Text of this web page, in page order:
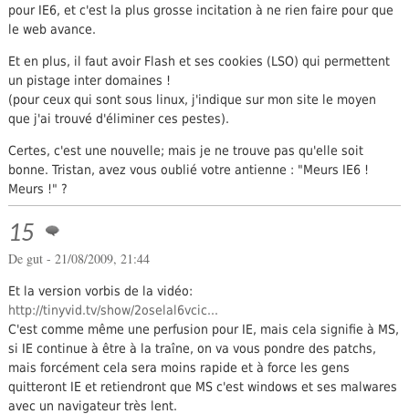
pour IE6, et c'est la plus grosse incitation à ne rien faire pour que
le web avance.
Et en plus, il faut avoir Flash et ses cookies (LSO) qui permettent
un pistage inter domaines !
(pour ceux qui sont sous linux, j'indique sur mon site le moyen
que j'ai trouvé d'éliminer ces pestes).
Certes, c'est une nouvelle; mais je ne trouve pas qu'elle soit
bonne. Tristan, avez vous oublié votre antienne : "Meurs IE6 !
Meurs !" ?
15
De gut - 21/08/2009, 21:44
Et la version vorbis de la vidéo:
http://tinyvid.tv/show/2oselal6vcic...
C'est comme même une perfusion pour IE, mais cela signifie à MS,
si IE continue à être à la traîne, on va vous pondre des patchs,
mais forcément cela sera moins rapide et à force les gens
quitteront IE et retiendront que MS c'est windows et ses malwares
avec un navigateur très lent.